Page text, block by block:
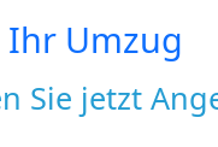
Ihr Umzug
Sie jetzt